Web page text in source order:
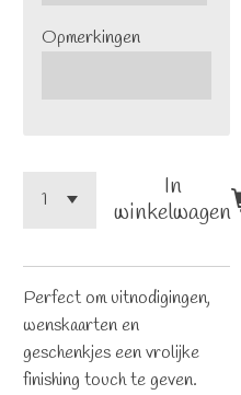
Opmerkingen
In
winkelwagen
Perfect om uitnodigingen,
wenskaarten en
geschenkjes een vrolijke
finishing touch te geven.